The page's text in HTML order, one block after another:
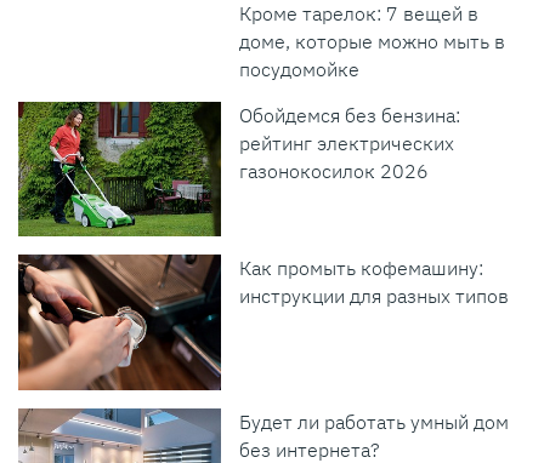
Кроме тарелок: 7 вещей в
доме, которые можно мыть в
посудомойке
Обойдемся без бензина:
рейтинг электрических
газонокосилок 2026
Как промыть кофемашину:
инструкции для разных типов
Будет ли работать умный дом
без интернета?